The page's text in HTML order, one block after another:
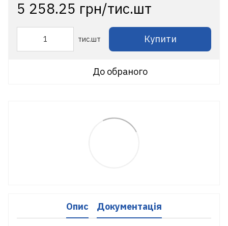
5 258.25 грн/тис.шт
тис.шт Купити
До обраного
Опис Документація